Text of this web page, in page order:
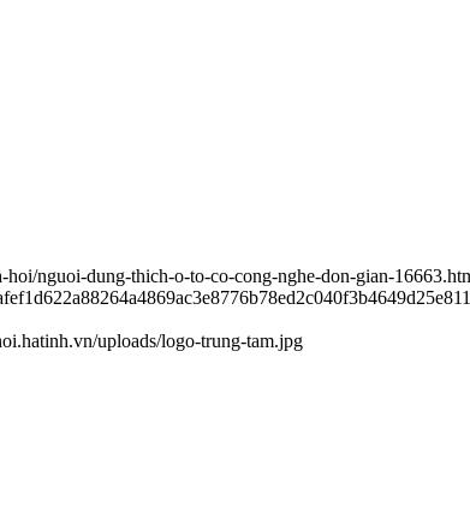
nguoi-dung-thich-o-to-co-cong-nghe-don-gian-
uploads/logo-trung-tam.jpg